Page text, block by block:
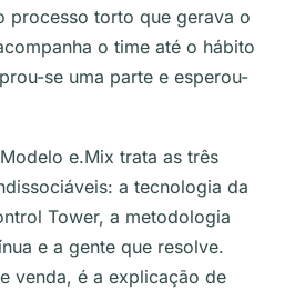
processo torto que gerava o
o time até o hábito
se uma parte e esperou-
e.Mix trata as três
a tecnologia da
Tower, a metodologia
e a gente que resolve.
venda, é a explicação de